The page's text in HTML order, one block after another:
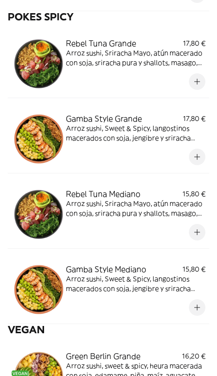
POKES SPICY
Rebel Tuna Grande
17,80 €
Arroz sushi, Sriracha Mayo, atún macerado
con soja, sriracha pura y shallots, masago,
Gamba Style Grande
17,80 €
Arroz sushi, Sweet & Spicy, langostinos
macerados con soja, jengibre y sriracha
wakame, aguacate y sésamo mix. Delicioso.
Rebel Tuna Mediano
15,80 €
Arroz sushi, Sriracha Mayo, atún macerado
con soja, sriracha pura y shallots, masago,
Gamba Style Mediano
15,80 €
Arroz sushi, Sweet & Spicy, langostinos
macerados con soja, jengibre y sriracha
wakame, aguacate y sésamo mix. Delicioso.
VEGAN
Green Berlin Grande
16,20 €
Arroz sushi, sweet & spicy, heura macerada